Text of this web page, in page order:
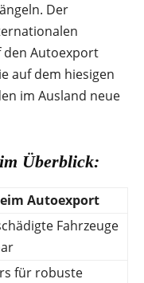
Der
den Autoexport
auf dem hiesigen
im Ausland neue
Überblick:
Autoexport
Fahrzeuge
für robuste